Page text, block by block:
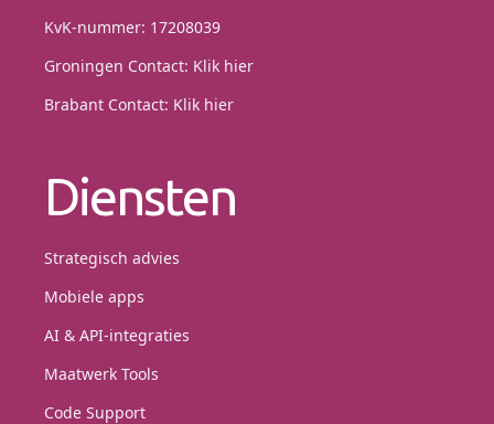
KvK-nummer: 17208039
Groningen Contact: Klik hier
Brabant Contact: Klik hier
Diensten
Strategisch advies
Mobiele apps
AI & API-integraties
Maatwerk Tools
Code Support